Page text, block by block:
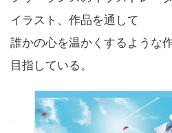
イラスト、作品を通して
誰かの心を温かくするような
目指している。